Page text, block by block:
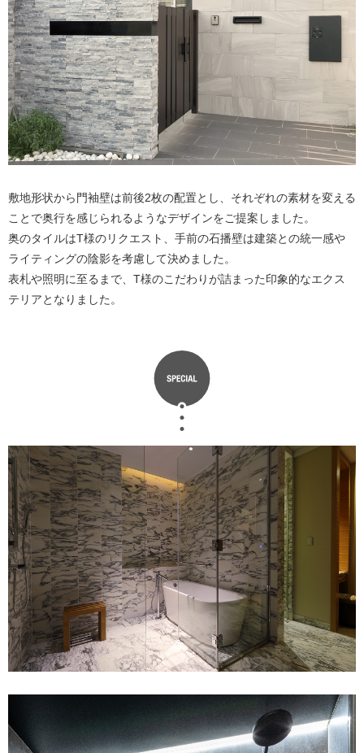
敷地形状から門袖壁は前後2枚の配置とし、それぞれの素材を変える
ことで奥行を感じられるようなデザインをご提案しました。
奥のタイルはT様のリクエスト、手前の石播壁は建築との統一感や
ライティングの陰影を考慮して決めました。
表札や照明に至るまで、T様のこだわりが詰まった印象的なエクス
テリアとなりました。